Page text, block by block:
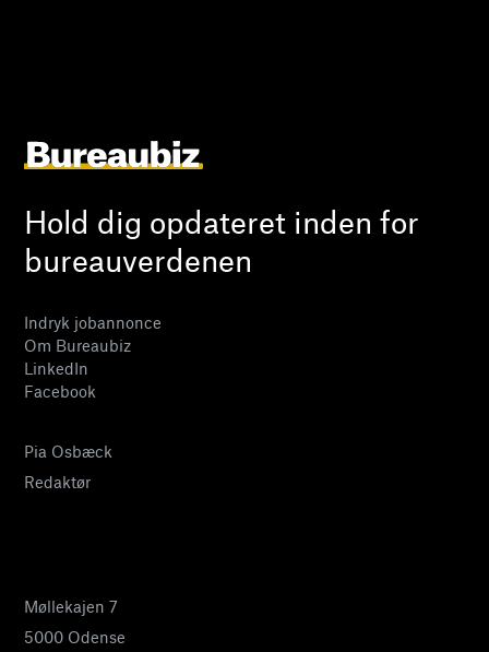
Hold dig opdateret inden for
bureauverdenen
Indryk jobannonce
Om Bureaubiz
LinkedIn
Facebook
Pia Osbæck
Redaktør
Møllekajen 7
5000 Odense